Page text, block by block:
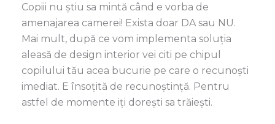
Copiii nu știu sa mintă când e vorba de
amenajarea camerei! Exista doar DA sau NU.
Mai mult, după ce vom implementa soluția
aleasă de design interior vei citi pe chipul
copilului tău acea bucurie pe care o recunoști
imediat. E însoțită de recunoștință. Pentru
astfel de momente iți dorești sa trăiești.